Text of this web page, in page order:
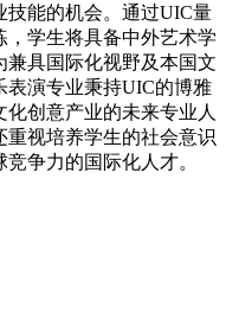
技能的机会。通过UIC量
学生将具备中外艺术学
具国际化视野及本国文
表演专业秉持UIC的博雅
创意产业的未来专业人
重视培养学生的社会意识
争力的国际化人才。